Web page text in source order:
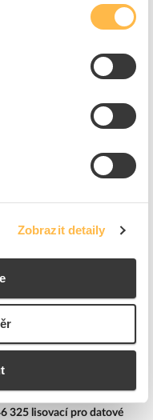
Zobrazit detaily
320 lisovací pro datové
1 126,87 Kč/ks
325 lisovací pro datové